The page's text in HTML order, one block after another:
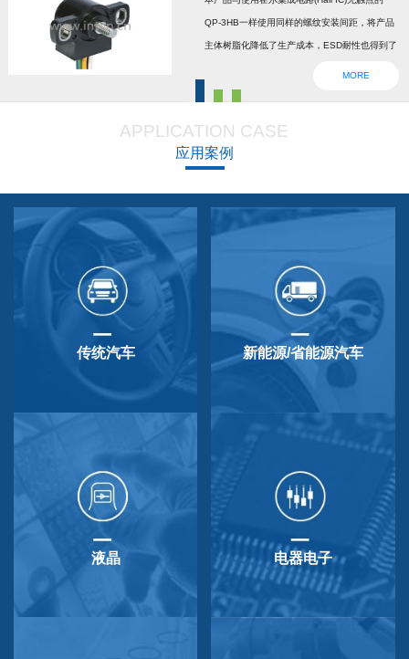
QP-3HB一样使用同样的螺纹安装间距，将产品
主体树脂化降低了生产成本，ESD耐性也得到了
设回位弹簧，防震动防撞击功能强大，防尘防
QP-3HB标准相同。本产品在游船、铲运车的遥
控手柄、卡车离合器和换挡等方面要求较高的领
MORE
APPLICATION CASE
应用案例
传统汽车 新能源/省能源汽车
液晶 电器电子